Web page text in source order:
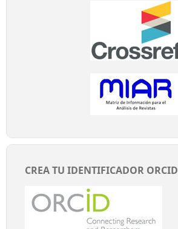
CREA TU IDENTIFICADOR ORCID